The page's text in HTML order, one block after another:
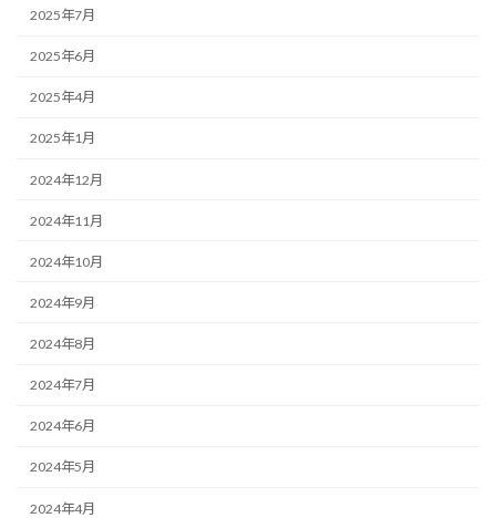
2025年7月
2025年6月
2025年4月
2025年1月
2024年12月
2024年11月
2024年10月
2024年9月
2024年8月
2024年7月
2024年6月
2024年5月
2024年4月